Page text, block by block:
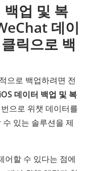
백업 및 복
데이
릭으로 백
으로 백업하려면 전
iOS 데이터 백업 및 복
으로 위챗 데이터를
있는 솔루션을 제
어할 수 있다는 점에